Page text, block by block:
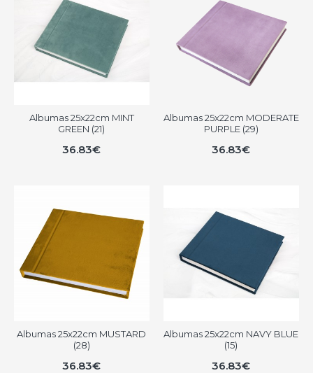
Albumas 25x22cm MINT
GREEN (21)
36.83€
Albumas 25x22cm MODERATE
PURPLE (29)
36.83€
Albumas 25x22cm MUSTARD
(28)
36.83€
Albumas 25x22cm NAVY BLUE
(15)
36.83€